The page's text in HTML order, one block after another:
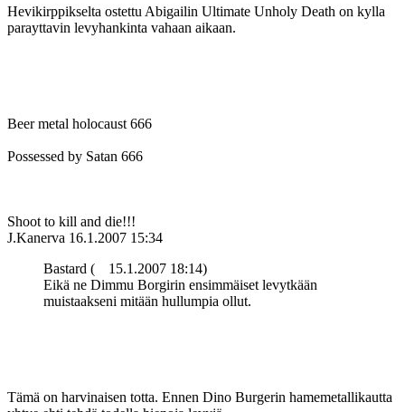
Hevikirppikselta ostettu Abigailin Ultimate Unholy Death on kylla
parayttavin levyhankinta vahaan aikaan.
Beer metal holocaust 666
Possessed by Satan 666
Shoot to kill and die!!!
J.Kanerva 16.1.2007 15:34
Bastard (
15.1.2007 18:14)
Eikä ne Dimmu Borgirin ensimmäiset levytkään
muistaakseni mitään hullumpia ollut.
Tämä on harvinaisen totta. Ennen Dino Burgerin hamemetallikautta